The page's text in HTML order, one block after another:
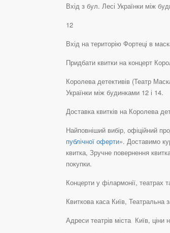
Вхід з бул. Лесі Українки між
12
Вхід на територію Фортеці в
Придбати квитки на концерт
Королева детективів (Театр
Українки між будинками 12 і 14.
Доставка квитків на Королева
Найповніший вибір, офіційний
публічної оферти». Доставимо
квитка, Зручне повернення
покупки.
Концерти у філармонії, театрах
Квиткова каса Київ, Театральна
Адреси театрів міста Київ,